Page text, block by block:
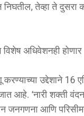
तेव्हा ते दुसरा
अधिवेशनही होणार
करण्याच्या उद्देशाने 16
आहे. ‘नारी शक्ती
जनगणना आणि